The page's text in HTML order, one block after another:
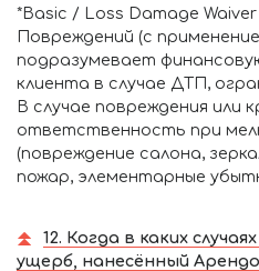
*Basic / Loss Damage
Повреждений (с
подразумевает
клиента в случае ДТП,
В случае повреждения или
ответственность при
(повреждение салона,
пожар, элементарные
12. Когда в каких
ущерб, нанесённый